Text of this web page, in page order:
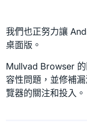
我們也正努力讓
桌面版。
Mullvad Browser
容性問題，並修補
覽器的關注和投入。